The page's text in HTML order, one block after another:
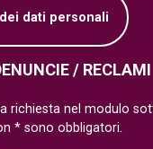
dati personali
/ RECLAMI
richiesta nel modulo
* sono obbligatori.